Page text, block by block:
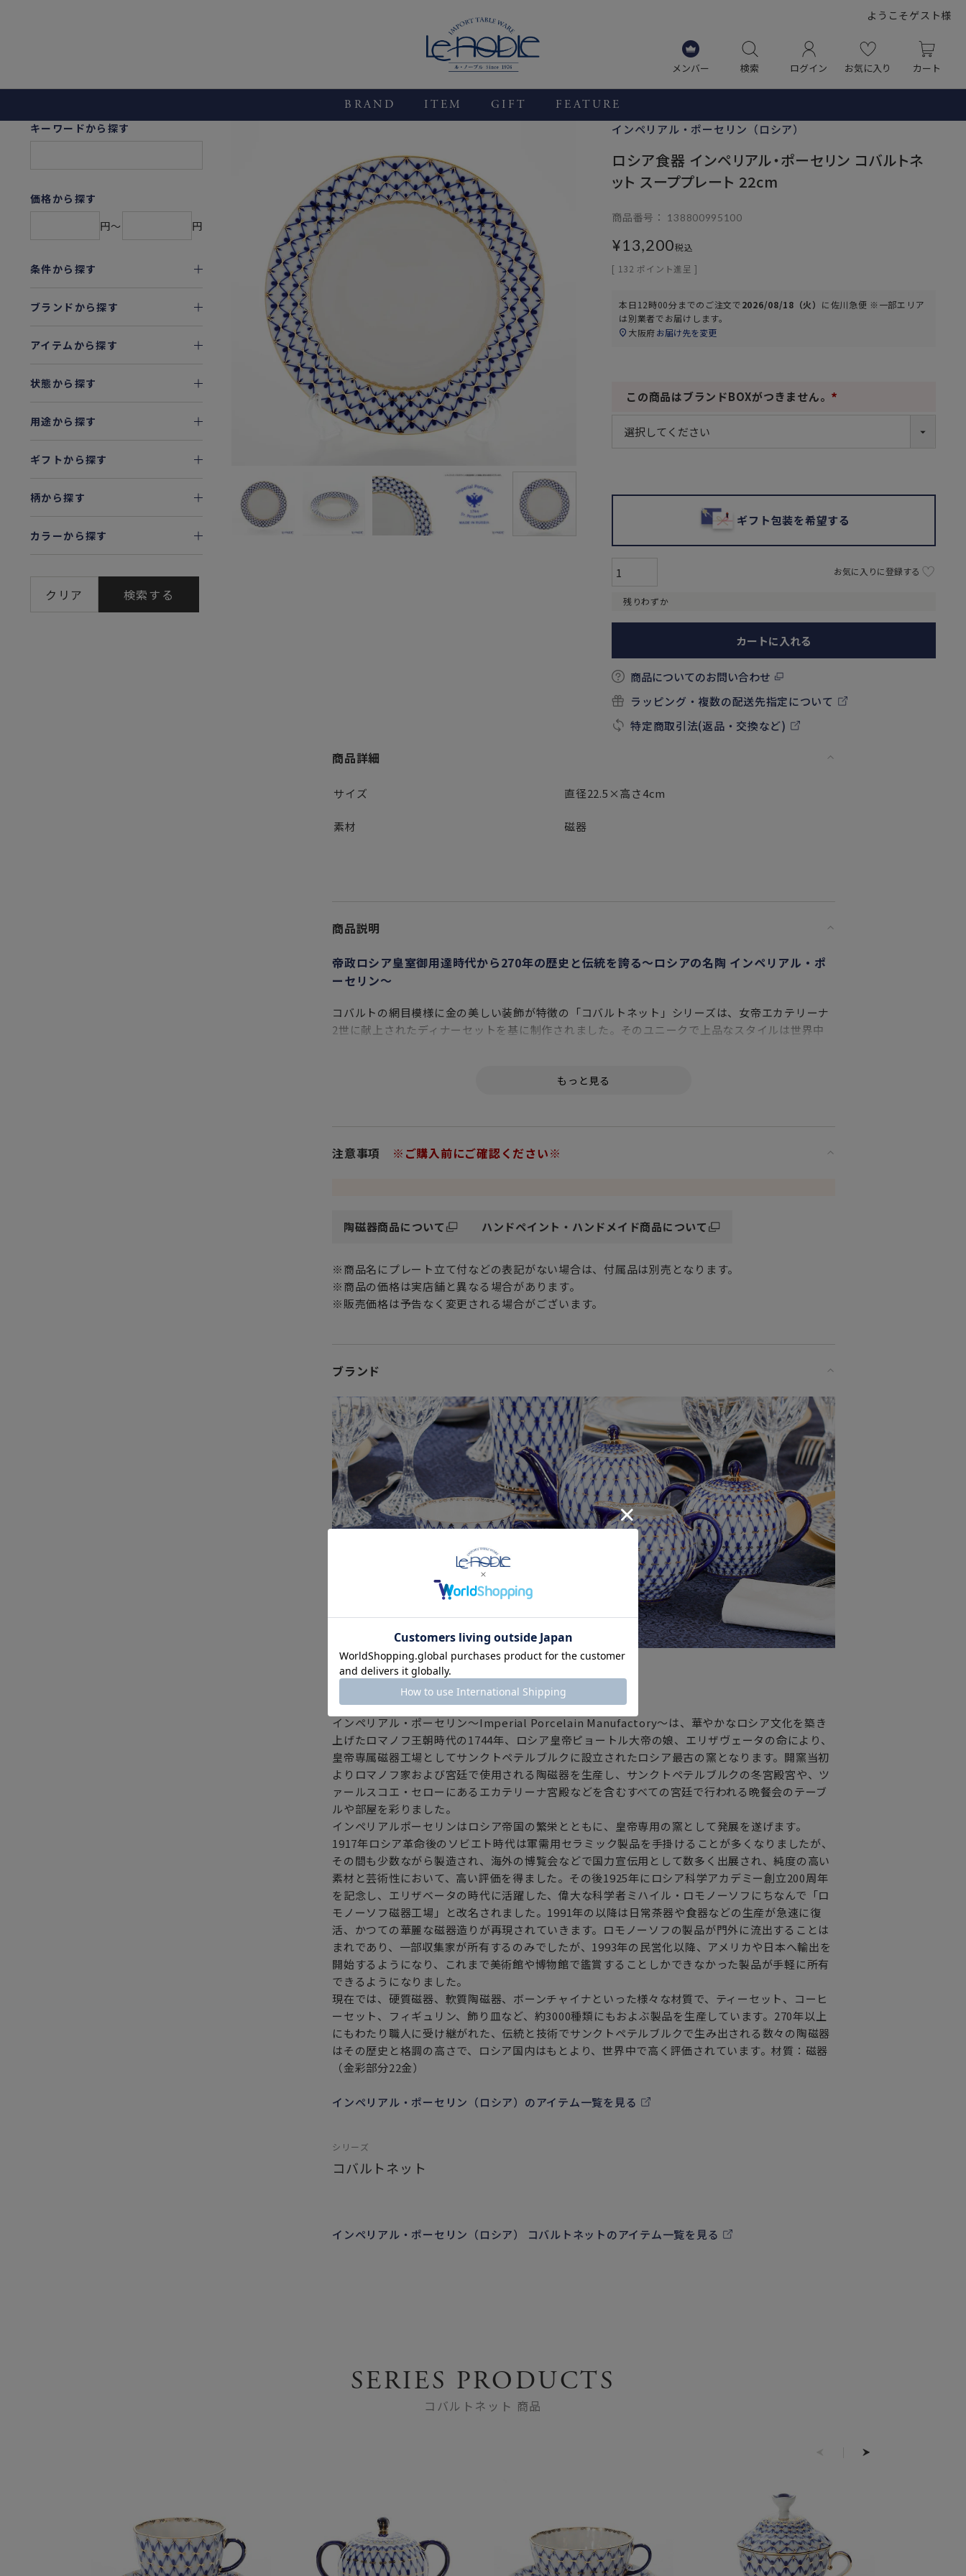
ようこそゲスト様
メンバー 検索 ログイン お気に入り カート
BRAND ITEM GIFT FEATURE
キーワードから探す
価格から探す
円〜
円
条件から探す
ブランドから探す
アイテムから探す
状態から探す
用途から探す
ギフトから探す
柄から探す
カラーから探す
クリア 検索する
インペリアル・ポーセリン（ロシア）
ロシア食器 インペリアル・ポーセリン コバルトネ
ット スーププレート 22cm
商品番号 138800995100
¥13,200税込
[ 132 ポイント進呈 ]
本日 12時00分までのご注文で2026/08/18（火） に佐川急便 ※一部エリア
は別業者でお届けします。
大阪府お届け先を変更
この商品はブランドBOXがつきません。
ギフト包装を希望する
残りわずか
お気に入りに登録する
カートに入れる
商品についてのお問い合わせ
ラッピング・複数の配送先指定について
特定商取引法(返品・交換など)
商品詳細
サイズ 直径22.5×高さ4cm
素材 磁器
商品説明
帝政ロシア皇室御用達時代から270年の歴史と伝統を誇る～ロシアの名陶 インペリアル・ポ
ーセリン～
コバルトの網目模様に金の美しい装飾が特徴の「コバルトネット」シリーズは、女帝エカテリーナ
2世に献上されたディナーセットを基に制作されました。そのユニークで上品なスタイルは世界中
ロマノフ王朝の絢爛。
現在に至るまでとくに人気のシリーズが
Alexsei Vorobyevsky アレクセイ・ヴォロビエフスキーの手による
ロシアの風俗を巧みに織り込んだ作品達。
ヤツケヴィッチとヴォロビエフスキーの名前を外すことはできません。
ヤツケヴィッチがペインターとしての能力が高く評価されていたことは
ナチス・ドイツとの戦いに勝利した記念に制作された花入れの
装飾を任されていることからもよくわかります。
一方、1920年代半ばからペインターとしてのキャリアを開始したヴォロビエフスキーが
早くから取り組み、最も得意としたモチーフは
ロシアの民俗を主題としたもの。
ロシアに古くから伝わる民話をもとにしつつ
それを大胆に再構築して詩的で幻想的な作風を確立し
それが現在においても高く評価されています。
～ 華麗なる暮らし ロシアでのお茶の愉しみ方 ～
ロシアでのティータイムは
ロシアンティーと呼ばれる独特な紅茶の飲み方でゆったりと愉しみます。
ストレートの紅茶であるがゆえにその繊細な色や香りを愉しめるように
また、英国風のティータイムに欠かせない
ティーカップ＆ソーサー＆ケーキ皿のトリオに加えて
ロシアンティーには日本の豆皿に似たジャム皿が加わります。
ジャムやハチミツをお茶うけとして食べながら
ストレートの紅茶をいただきます。
ロシアには、地理的にも民族的にも
ヨーロッパ・アジアが融合した文化があるとされています。
ロシア正教会の鐘楼をデザンしたシリーズには
独特の絵柄や形がありロシアらしさが見事に感じられます。
ふんだんに金彩で彩られたティーセット達で美味しいロシアケーキと共に
西欧とは異なるルーツを持つ国・ロシアのお茶文化とその歴史に
触れてみてはいかがでしょうか。
存在感のあるおしゃれな雑貨（置物／オブジェ）としても
インテリア空間に上質で華やかな雰囲気をプラスしてくれます。
注意事項 ※ご購入前にご確認ください※
陶磁器商品について ハンドペイント・ハンドメイド商品について
※商品名にプレート立て付などの表記がない場合は、付属品は別売となります。
※商品の価格は実店舗と異なる場合があります。
※販売価格は予告なく変更される場合がございます。
ブランド
ブランド
インペリアル・ポーセリン（ロシア）
インペリアル・ポーセリン～Imperial Porcelain Manufactory～は、華やかなロシア文化を築き
上げたロマノフ王朝時代の1744年、ロシア皇帝ピョートル大帝の娘、エリザヴェータの命により、
皇帝専属磁器工場としてサンクトペテルブルクに設立されたロシア最古の窯となります。開窯当初
よりロマノフ家および宮廷で使用される陶磁器を生産し、サンクトペテルブルクの冬宮殿宮や、ツ
ァールスコエ・セローにあるエカテリーナ宮殿などを含むすべての宮廷で行われる晩餐会のテーブ
ルや部屋を彩りました。
インペリアルポーセリンはロシア帝国の繁栄とともに、皇帝専用の窯として発展を遂げます。
1917年ロシア革命後のソビエト時代は軍需用セラミック製品を手掛けることが多くなりましたが、
その間も少数ながら製造され、海外の博覧会などで国力宣伝用として数多く出展され、純度の高い
素材と芸術性において、高い評価を得ました。その後1925年にロシア科学アカデミー創立200周年
を記念し、エリザベータの時代に活躍した、偉大な科学者ミハイル・ロモノーソフにちなんで「ロ
モノーソフ磁器工場」と改名されました。1991年の以降は日常茶器や食器などの生産が急速に復
活、かつての華麗な磁器造りが再現されていきます。ロモノーソフの製品が門外に流出することは
まれであり、一部収集家が所有するのみでしたが、1993年の民営化以降、アメリカや日本へ輸出を
開始するようになり、これまで美術館や博物館で鑑賞することしかできなかった製品が手軽に所有
できるようになりました。
現在では、硬質磁器、軟質陶磁器、ボーンチャイナといった様々な材質で、ティーセット、コーヒ
ーセット、フィギュリン、飾り皿など、約3000種類にもおよぶ製品を生産しています。270年以上
にもわたり職人に受け継がれた、伝統と技術でサンクトペテルブルクで生み出される数々の陶磁器
はその歴史と格調の高さで、ロシア国内はもとより、世界中で高く評価されています。材質：磁器
（金彩部分22金）
インペリアル・ポーセリン（ロシア）のアイテム一覧を見る
シリーズ
コバルトネット
インペリアル・ポーセリン（ロシア） コバルトネットのアイテム一覧を見る
SERIES PRODUCTS
コバルトネット 商品